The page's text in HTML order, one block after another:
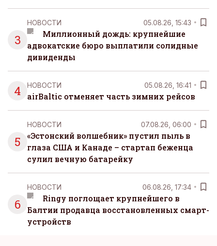
3
НОВОСТИ 05.08.26, 15:43
Миллионный дождь: крупнейшие
адвокатские бюро выплатили солидные
дивиденды
4 НОВОСТИ 05.08.26, 16:41
airBaltic отменяет часть зимних рейсов
5
НОВОСТИ 07.08.26, 06:00
«Эстонский волшебник» пустил пыль в
глаза США и Канаде – стартап беженца
сулил вечную батарейку
6
НОВОСТИ 06.08.26, 17:34
Ringy поглощает крупнейшего в
Балтии продавца восстановленных смарт-
устройств